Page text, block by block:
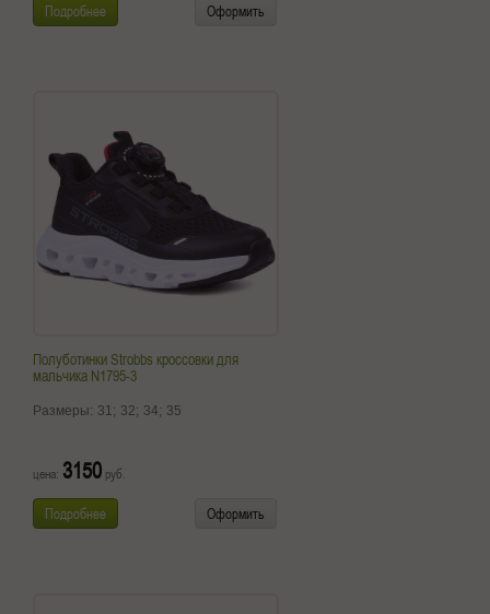
Подробнее Оформить
Полуботинки Strobbs кроссовки для
мальчика N1795-3
Размеры: 31; 32; 34; 35
цена: 3150 руб.
Подробнее Оформить